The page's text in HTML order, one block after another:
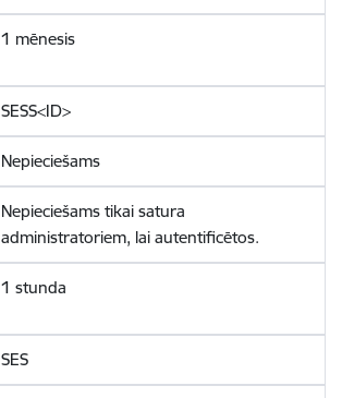
1 mēnesis
SESS<ID>
Nepieciešams
Nepieciešams tikai satura
administratoriem, lai autentificētos.
1 stunda
SES